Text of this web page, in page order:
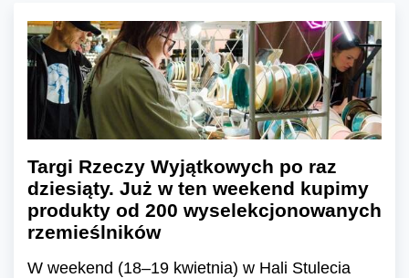
Targi Rzeczy Wyjątkowych po raz
dziesiąty. Już w ten weekend kupimy
produkty od 200 wyselekcjonowanych
rzemieślników
W weekend (18–19 kwietnia) w Hali Stulecia